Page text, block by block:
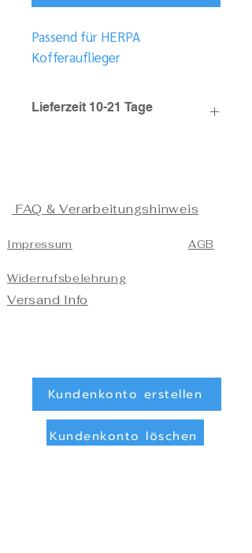
Passend für HERPA
Kofferauflieger
Lieferzeit 10-21 Tage
FAQ & Verarbeitungshinweis
Impressum
Widerrufsbelehrung
Versand Info
AGB
Kundenkonto erstellen
Kundenkonto löschen